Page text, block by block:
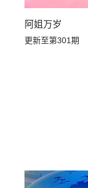
阿姐万岁
更新至第301期